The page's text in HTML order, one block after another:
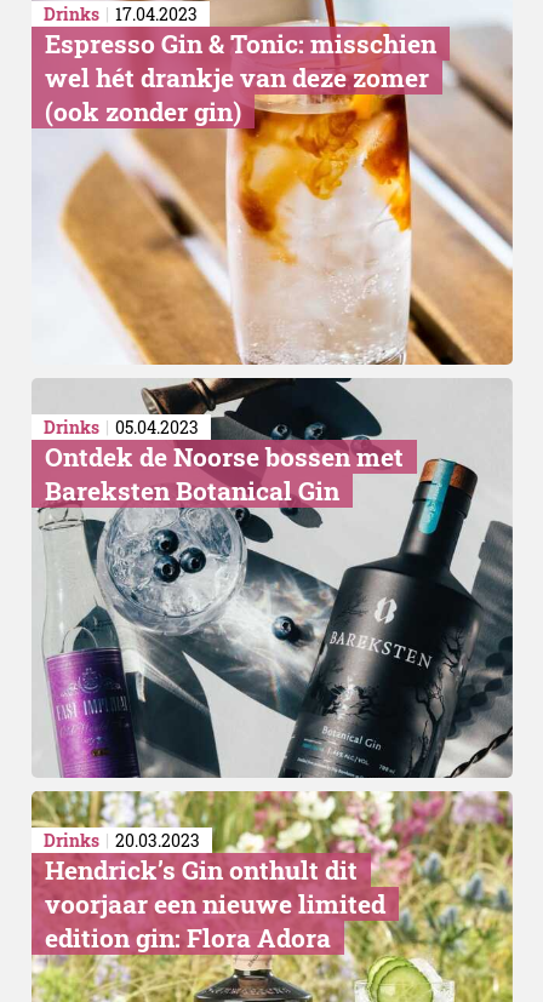
Bijzondere deal
Drinks 17.04.2023
Espresso Gin & Tonic: misschien
wel hét drankje van deze zomer
(ook zonder gin)
Drinks 05.04.2023
Ontdek de Noorse bossen met
Bareksten Botanical Gin
Drinks 20.03.2023
Hendrick’s Gin onthult dit
voorjaar een nieuwe limited
edition gin: Flora Adora